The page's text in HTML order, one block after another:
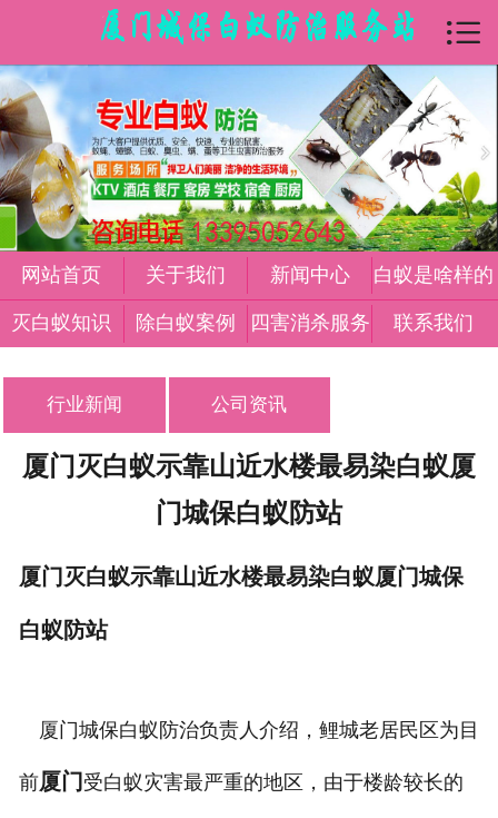
 首页
关于我们
新闻中心
白蚁是怎么样
灭白蚁知识
除白蚁案例
联系我们

网站首页 关于我们 新闻中心 白蚁是啥样的
灭白蚁知识 除白蚁案例 四害消杀服务 联系我们
行业新闻 公司资讯
厦门灭白蚁示靠山近水楼最易染白蚁厦
门城保白蚁防站
厦门灭白蚁示靠山近水楼最易染白蚁厦门城保
白蚁防站
厦门城保白蚁防治负责人介绍，鲤城老居民区为目
前厦门 受白蚁灾害最严重的地区，由于楼龄较长的